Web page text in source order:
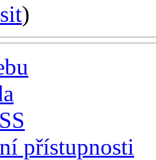
)
přístupnosti